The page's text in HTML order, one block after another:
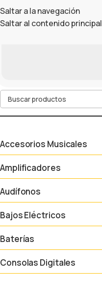
Saltar a la navegación
Saltar al contenido principal
Accesorios Musicales
Amplificadores
Audífonos
Bajos Eléctricos
Baterías
Consolas Digitales